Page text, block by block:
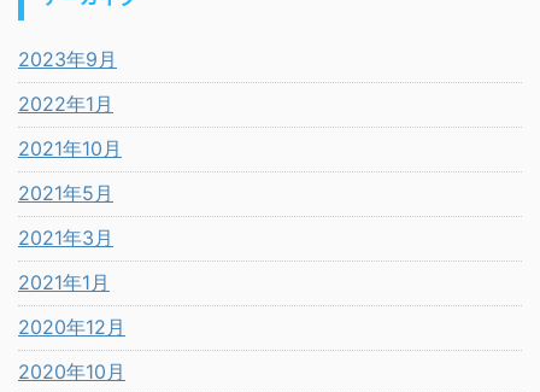
2023年9月
2022年1月
2021年10月
2021年5月
2021年3月
2021年1月
2020年12月
2020年10月